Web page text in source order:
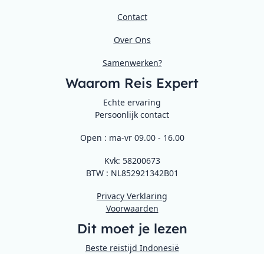
Contact
Over Ons
Samenwerken?
Waarom Reis Expert
Echte ervaring
Persoonlijk contact
Open : ma-vr 09.00 - 16.00
Kvk: 58200673
BTW : NL852921342B01
Privacy Verklaring
Voorwaarden
Dit moet je lezen
Beste reistijd Indonesië